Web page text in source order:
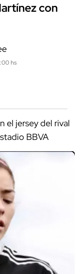
con
hs
el jersey del rival
BBVA